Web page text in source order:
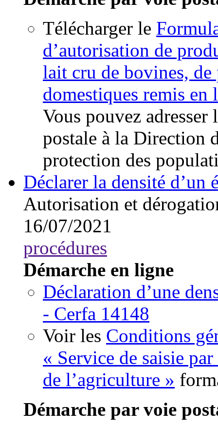
Télécharger le
d’autorisation de
lait cru de bovines, de
domestiques remis en
Vous pouvez adresser
postale à la Direction
protection des
Déclarer la densité d’un
Autorisation et
16/07/2021
procédures
Démarche en ligne
Déclaration d’une
- Cerfa 14148
Voir les Conditions
« Service de saisie
de l’agriculture »
Démarche par voie